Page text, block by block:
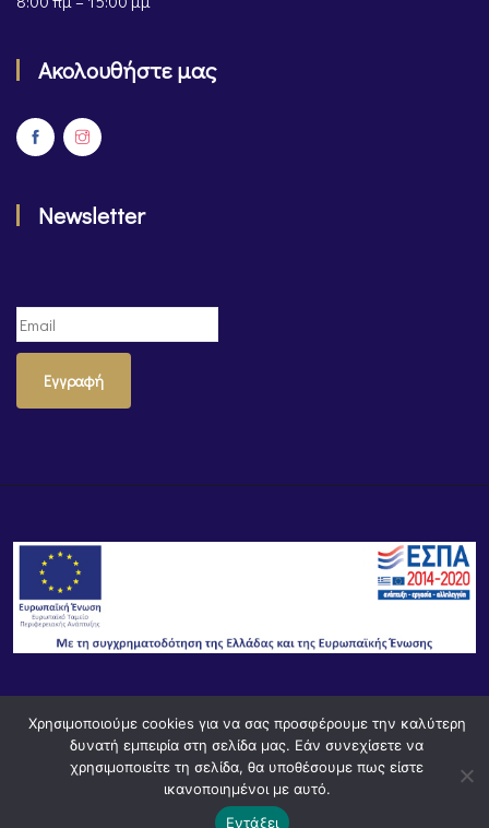
Ακολουθήστε μας
Newsletter
Εγγραφή
© Powered by Knowledge AE
Χρησιμοποιούμε cookies για να σας προσφέρουμε την καλύτερη
δυνατή εμπειρία στη σελίδα μας. Εάν συνεχίσετε να
χρησιμοποιείτε τη σελίδα, θα υποθέσουμε πως είστε
ικανοποιημένοι με αυτό.
Εντάξει